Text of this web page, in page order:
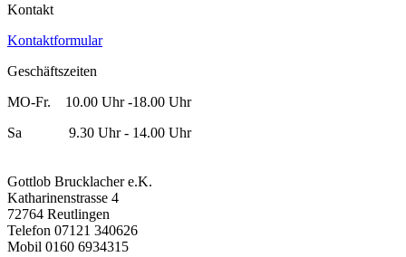
Kontakt
Kontaktformular
Geschäftszeiten
MO-Fr. 10.00 Uhr -18.00 Uhr
Sa 9.30 Uhr - 14.00 Uhr
Gottlob Brucklacher e.K.
Katharinenstrasse 4
72764 Reutlingen
Telefon 07121 340626
Mobil 0160 6934315